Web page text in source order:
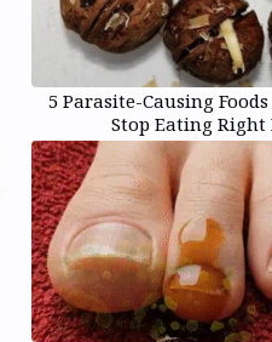
5 Parasite-Causing
Stop Eating Right